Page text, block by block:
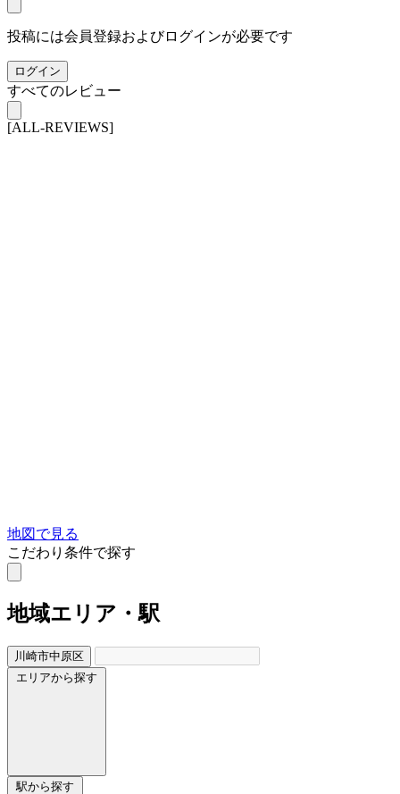
投稿には会員登録およびログインが必要です
ログイン
すべてのレビュー
[ALL-REVIEWS]
地図で見る
こだわり条件で探す
地域エリア・駅
川崎市中原区
エリアから探す
駅から探す